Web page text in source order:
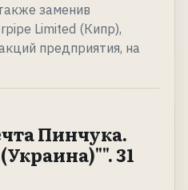
заменив
Limited (Кипр),
предприятия, на
Пинчука.
31